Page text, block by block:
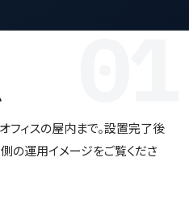
フィスの屋内まで。設置完了後
の運用イメージをご覧くださ